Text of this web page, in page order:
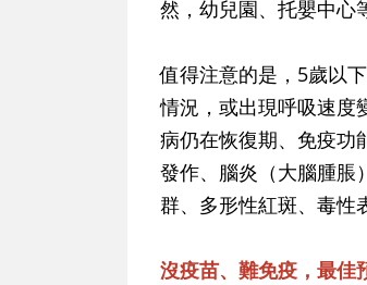
然，幼兒園、托嬰中心
值得注意的是，5歲以
情況，或出現呼吸速度
病仍在恢復期、免疫功
發作、腦炎（大腦腫脹
群、多形性紅斑、毒性
沒疫苗、難免疫，最佳